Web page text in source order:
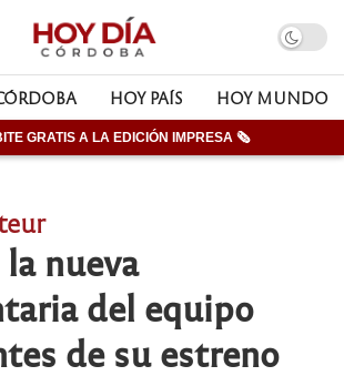
HOY PAÍS HOY MUNDO
GRATIS A LA EDICIÓN IMPRESA 🗞
nueva
del equipo
de su estreno